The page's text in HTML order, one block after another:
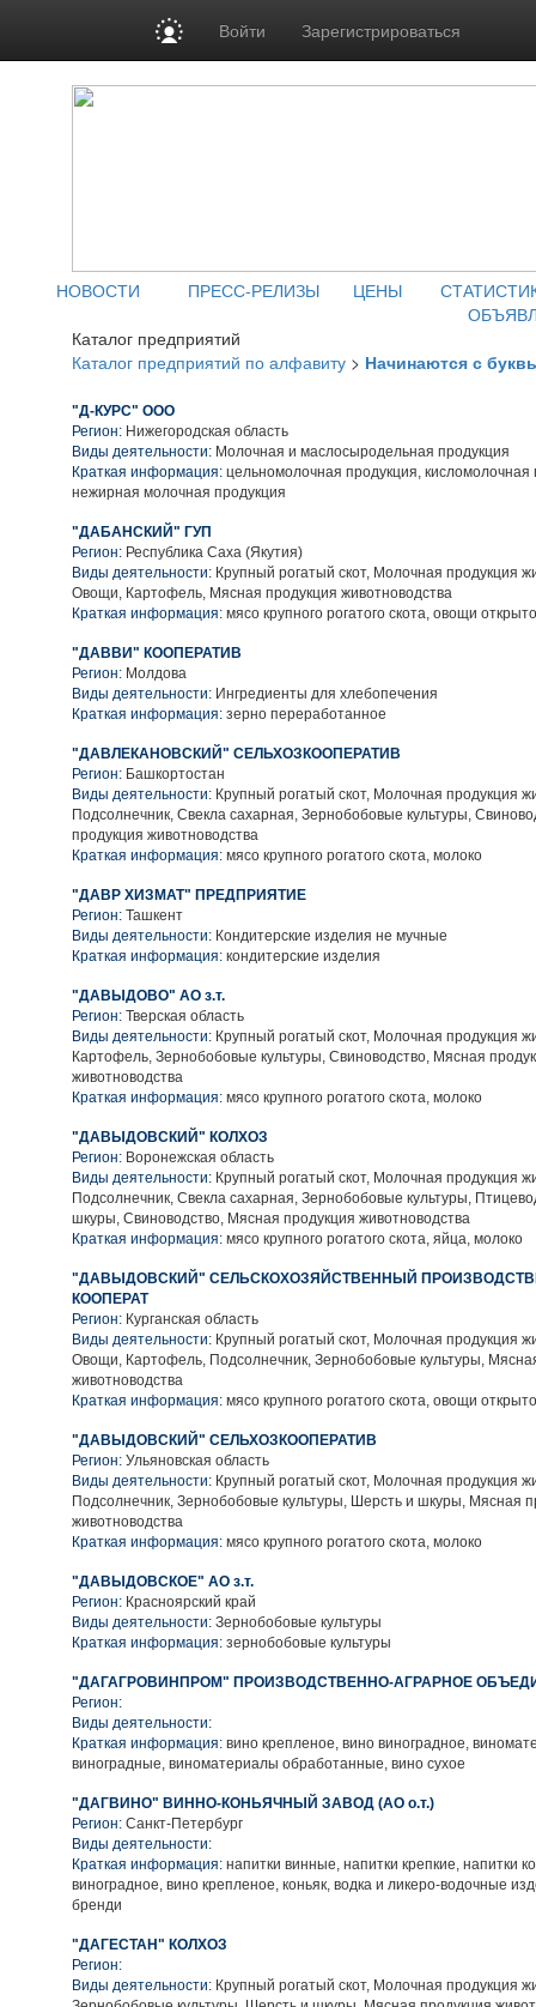
Войти Зарегистрироваться
НОВОСТИ ПРЕСС-РЕЛИЗЫ ЦЕНЫ
Каталог предприятий
Каталог предприятий по алфавиту > Начинаются с
"Д-КУРС" ООО
Регион: Нижегородская область
Виды деятельности: Молочная и маслосыродельная продукция
Краткая информация: цельномолочная продукция, кисломолочная
нежирная молочная продукция
"ДАБАНСКИЙ" ГУП
Регион: Республика Саха (Якутия)
Виды деятельности: Крупный рогатый скот, Молочная продукция
Овощи, Картофель, Мясная продукция животноводства
Краткая информация: мясо крупного рогатого скота, овощи
"ДАВВИ" КООПЕРАТИВ
Регион: Молдова
Виды деятельности: Ингредиенты для хлебопечения
Краткая информация: зерно переработанное
"ДАВЛЕКАНОВСКИЙ" СЕЛЬХОЗКООПЕРАТИВ
Регион: Башкортостан
Виды деятельности: Крупный рогатый скот, Молочная продукция
Подсолнечник, Свекла сахарная, Зернобобовые культуры,
продукция животноводства
Краткая информация: мясо крупного рогатого скота, молоко
"ДАВР ХИЗМАТ" ПРЕДПРИЯТИЕ
Регион: Ташкент
Виды деятельности: Кондитерские изделия не мучные
Краткая информация: кондитерские изделия
"ДАВЫДОВО" АО з.т.
Регион: Тверская область
Виды деятельности: Крупный рогатый скот, Молочная продукция
Картофель, Зернобобовые культуры, Свиноводство, Мясная
животноводства
Краткая информация: мясо крупного рогатого скота, молоко
"ДАВЫДОВСКИЙ" КОЛХОЗ
Регион: Воронежская область
Виды деятельности: Крупный рогатый скот, Молочная продукция
Подсолнечник, Свекла сахарная, Зернобобовые культуры,
шкуры, Свиноводство, Мясная продукция животноводства
Краткая информация: мясо крупного рогатого скота, яйца, молоко
"ДАВЫДОВСКИЙ" СЕЛЬСКОХОЗЯЙСТВЕННЫЙ
КООПЕРАТ
Регион: Курганская область
Виды деятельности: Крупный рогатый скот, Молочная продукция
Овощи, Картофель, Подсолнечник, Зернобобовые культуры,
животноводства
Краткая информация: мясо крупного рогатого скота, овощи
"ДАВЫДОВСКИЙ" СЕЛЬХОЗКООПЕРАТИВ
Регион: Ульяновская область
Виды деятельности: Крупный рогатый скот, Молочная продукция
Подсолнечник, Зернобобовые культуры, Шерсть и шкуры, Мясная
животноводства
Краткая информация: мясо крупного рогатого скота, молоко
"ДАВЫДОВСКОЕ" АО з.т.
Регион: Красноярский край
Виды деятельности: Зернобобовые культуры
Краткая информация: зернобобовые культуры
"ДАГАГРОВИНПРОМ" ПРОИЗВОДСТВЕННО-АГРАРНОЕ
Регион:
Виды деятельности:
Краткая информация: вино крепленое, вино виноградное,
виноградные, виноматериалы обработанные, вино сухое
"ДАГВИНО" ВИННО-КОНЬЯЧНЫЙ ЗАВОД (АО о.т.)
Регион: Санкт-Петербург
Виды деятельности:
Краткая информация: напитки винные, напитки крепкие, напитки
виноградное, вино крепленое, коньяк, водка и ликеро-водочные
бренди
"ДАГЕСТАН" КОЛХОЗ
Регион:
Виды деятельности: Крупный рогатый скот, Молочная продукция